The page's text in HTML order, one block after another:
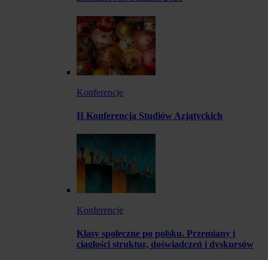
Konferencje
II Konferencja Studiów Azjatyckich
Konferencje
Klasy społeczne po polsku. Przemiany i
ciągłości struktur, doświadczeń i dyskursów